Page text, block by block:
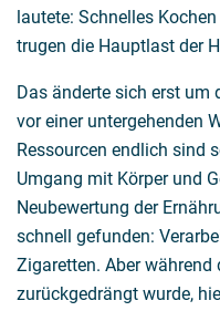
lautete: Schnelles
trugen die Hauptlast der
Das änderte sich erst um
vor einer untergehenden
Ressourcen endlich sind
Umgang mit Körper und
Neubewertung der
schnell gefunden:
Zigaretten. Aber
zurückgedrängt wurde,